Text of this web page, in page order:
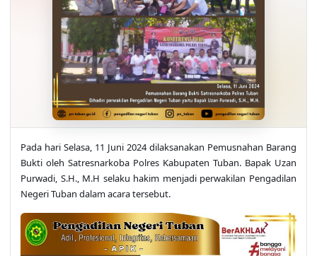
Pada hari Selasa, 11 Juni 2024 dilaksanakan Pemusnahan Barang
Bukti oleh Satresnarkoba Polres Kabupaten Tuban. Bapak Uzan
Purwadi, S.H., M.H selaku hakim menjadi perwakilan Pengadilan
Negeri Tuban dalam acara tersebut.